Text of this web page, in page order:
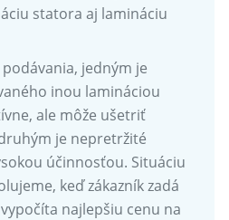
statora aj lamináciu
jedným je
inou lamináciou
ale môže ušetriť
je nepretržité
účinnosťou. Situáciu
keď zákazník zadá
najlepšiu cenu na